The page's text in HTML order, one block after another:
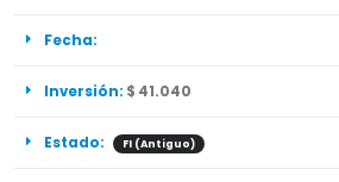
Fecha:
Inversión: $ 41.040
Estado: FI (Antiguo)